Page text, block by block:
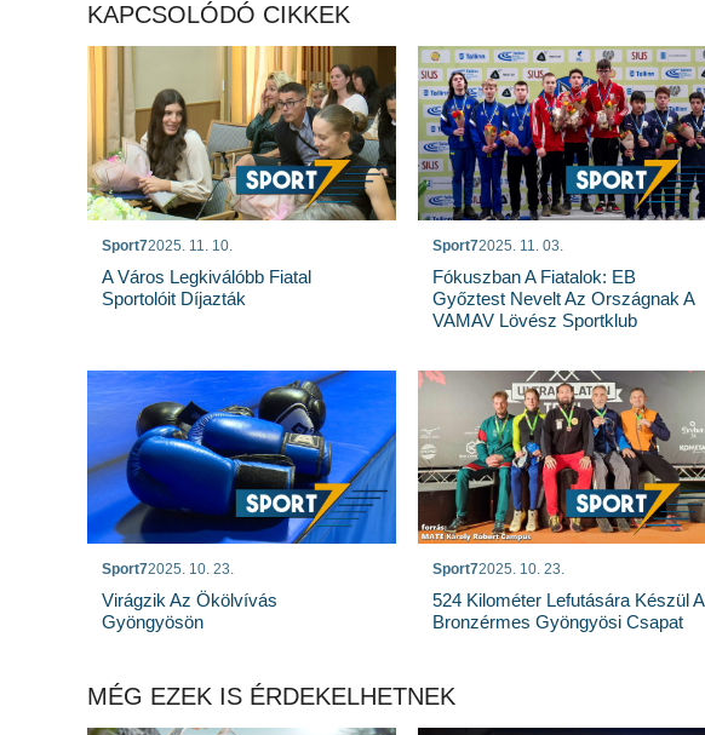
KAPCSOLÓDÓ CIKKEK
Sport72025. 11. 10.
A Város Legkiválóbb Fiatal
Sportolóit Díjazták
Sport72025. 11. 03.
Fókuszban A Fiatalok: EB
Győztest Nevelt Az Országnak A
VAMAV Lövész Sportklub
Sport72025. 10. 23.
Virágzik Az Ökölvívás
Gyöngyösön
Sport72025. 10. 23.
524 Kilométer Lefutására Készül A
Bronzérmes Gyöngyösi Csapat
MÉG EZEK IS ÉRDEKELHETNEK